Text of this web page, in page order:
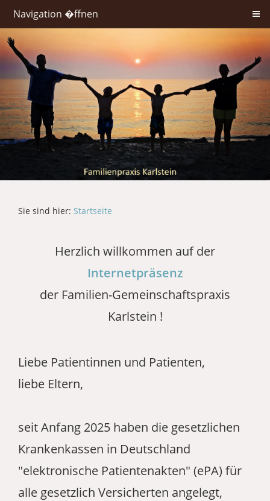
Navigation �ffnen
Sie sind hier: Startseite
Herzlich willkommen auf der
Internetpräsenz
der Familien-Gemeinschaftspraxis
Karlstein !
Liebe Patientinnen und Patienten,
liebe Eltern,
seit Anfang 2025 haben die gesetzlichen
Krankenkassen in Deutschland
"elektronische Patientenakten" (ePA) für
alle gesetzlich Versicherten angelegt,